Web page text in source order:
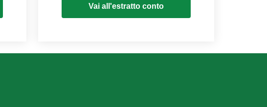
Vai all'estratto conto